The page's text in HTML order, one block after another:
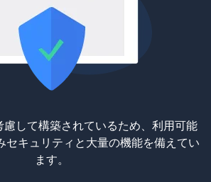
して構築されているため、利用可能
セキュリティと大量の機能を備えてい
ます。